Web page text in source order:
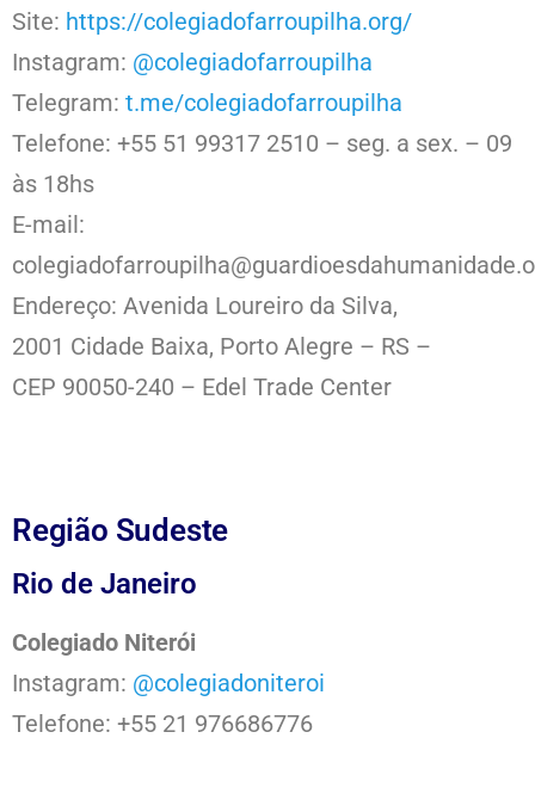
Site: https://colegiadofarroupilha.org/
Instagram: @colegiadofarroupilha
Telegram: t.me/colegiadofarroupilha
Telefone: +55 51 99317 2510 – seg. a sex. – 09
às 18hs
E-mail:
Endereço: Avenida Loureiro da Silva,
2001 Cidade Baixa, Porto Alegre – RS –
CEP 90050-240 – Edel Trade Center
Região Sudeste
Rio de Janeiro
Colegiado Niterói
Instagram: @colegiadoniteroi
Telefone: +55 21 976686776